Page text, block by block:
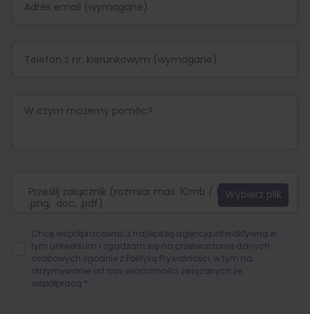
Prześlij załącznik (rozmiar max. 10mb / format:.jpg,
.png, .doc, .pdf)
Chcę współpracować z najlepszą agencją interaktywną w
tym uniwersum i zgadzam się na przetwarzanie danych
osobowych zgodnie z Polityką Prywatności , w tym na
otrzymywanie od nas wiadomości związanych ze
współpracą.*